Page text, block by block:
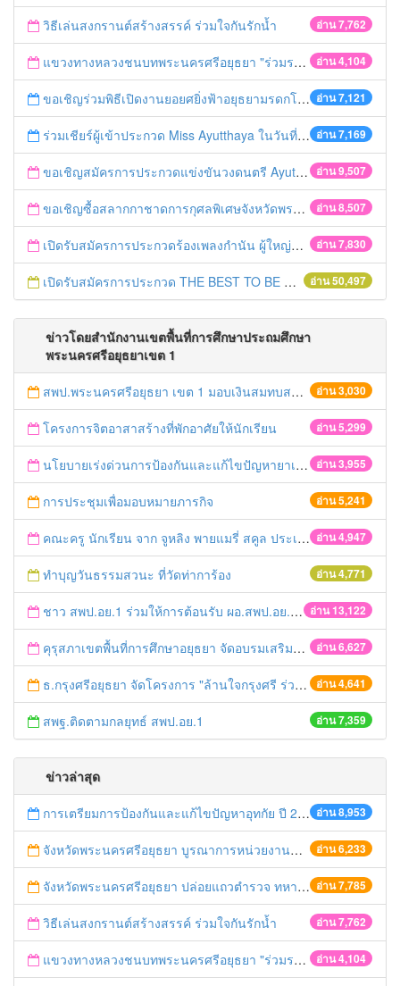
อ่าน 7,762
วิธีเล่นสงกรานต์สร้างสรรค์ ร่วมใจกันรักน้ำ
อ่าน 4,104
แขวงทางหลวงชนบทพระนครศรีอยุธยา "ร่วมรณรงค์ ขับช้า เปิดไฟหน้า คาดเข็มขัด" เทศกาลสงกรานต์ ปี 2561
อ่าน 7,121
ขอเชิญร่วมพิธีเปิดงานยอยศยิ่งฟ้าอยุธยามรดกโลก
อ่าน 7,169
ร่วมเชียร์ผู้เข้าประกวด Miss Ayutthaya ในวันที่ 15 ธันวาคม 2560
อ่าน 9,507
ขอเชิญสมัครการประกวดแข่งขันวงดนตรี Ayutthaya battle of the bands
อ่าน 8,507
ขอเชิญซื้อสลากกาชาดการกุศลพิเศษจังหวัดพระนครศรีอยุธยา 2560
อ่าน 7,830
เปิดรับสมัครการประกวดร้องเพลงกำนัน ผู้ใหญ่บ้าน ฯลฯ
อ่าน 50,497
เปิดรับสมัครการประกวด THE BEST TO BE NUMBER ONE
ข่าวโดยสำนักงานเขตพื้นที่การศึกษาประถมศึกษา
พระนครศรีอยุธยาเขต 1
อ่าน 3,030
สพป.พระนครศรีอยุธยา เขต 1 มอบเงินสมทบสร้างพระราชานุสาวรีย์ สมเด็จพระเจ้าตากสินมหาราช
อ่าน 5,299
โครงการจิตอาสาสร้างที่พักอาศัยให้นักเรียน
อ่าน 3,955
นโยบายเร่งด่วนการป้องกันและแก้ไขปัญหายาเสพติดกระทรวงศึกษาธิการ
อ่าน 5,241
การประชุมเพื่อมอบหมายภารกิจ
อ่าน 4,947
คณะครู นักเรียน จาก จูหลิง พายแมรี่ สคูล ประเทศสิงคโปร์ ดูงานเศรษฐกิจพอเพียง
อ่าน 4,771
ทำบุญวันธรรมสวนะ ที่วัดท่าการ้อง
อ่าน 13,122
ชาว สพป.อย.1 ร่วมให้การต้อนรับ ผอ.สพป.อย.1 คนใหม่
อ่าน 6,627
คุรุสภาเขตพื้นที่การศึกษาอยุธยา จัดอบรมเสริมสร้างคุณธรรม จริยธรรม
อ่าน 4,641
ธ.กรุงศรีอยุธยา จัดโครงการ "ล้านใจกรุงศรี ร่วมทำดีเพื่อพ่อ"
อ่าน 7,359
สพฐ.ติดตามกลยุทธ์ สพป.อย.1
ข่าวล่าสุด
อ่าน 8,953
การเตรียมการป้องกันและแก้ไขปัญหาอุทกัย ปี 2561
อ่าน 6,233
จังหวัดพระนครศรีอยุธยา บูรณาการหน่วยงานที่เกี่ยวข้อง ลงพื้นที่จัดระเบียบและดำเนินมาตรการตามบทลงโทษสูงสุดกับผู้ประกอบการร้านค้าที่ยังฝ่าฝืนตั้งร้านค้ารุกล้ำเขตพื้นที่ทางหลวง เตรียมความปลอดภัยก่อนเทศกาลสงกรานต์
อ่าน 7,785
จังหวัดพระนครศรีอยุธยา ปล่อยแถวตำรวจ ทหาร ฝ่ายปกครอง กว่า 100 นาย ตรวจเข้มท่ารถสาธารณะ สถานีขนส่งรถโดยสาร วินรถตู้ และสถานีรถไฟ เตรียมรับมือเทศกาลสงกรานต์
อ่าน 7,762
วิธีเล่นสงกรานต์สร้างสรรค์ ร่วมใจกันรักน้ำ
อ่าน 4,104
แขวงทางหลวงชนบทพระนครศรีอยุธยา "ร่วมรณรงค์ ขับช้า เปิดไฟหน้า คาดเข็มขัด" เทศกาลสงกรานต์ ปี 2561